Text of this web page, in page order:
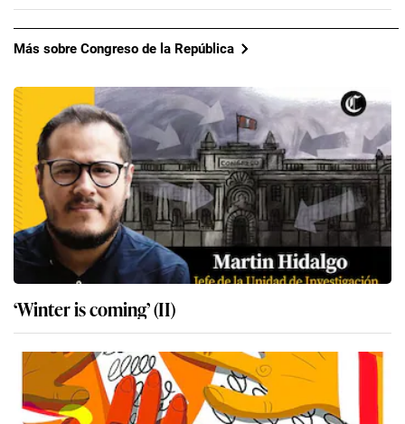
Más sobre Congreso de la República
‘Winter is coming’ (II)